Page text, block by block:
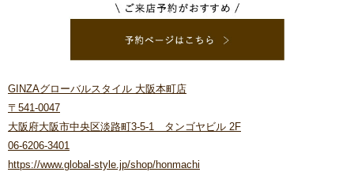
GINZAグローバルスタイル 大阪本町店
〒541-0047
大阪府大阪市中央区淡路町3-5-1 タンゴヤビル 2F
06-6206-3401
https://www.global-style.jp/shop/honmachi